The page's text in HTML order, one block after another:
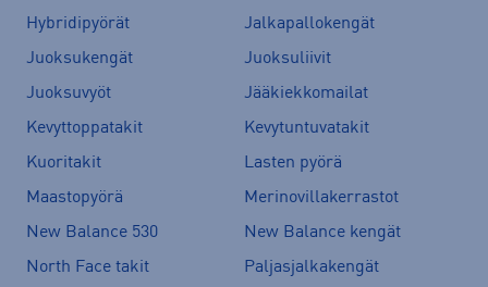
Hybridipyörät
Jalkapallokengät
Juoksukengät
Juoksuliivit
Juoksuvyöt
Jääkiekkomailat
Kevyttoppatakit
Kevytuntuvatakit
Kuoritakit
Lasten pyörä
Maastopyörä
Merinovillakerrastot
New Balance 530
New Balance kengät
North Face takit
Paljasjalkakengät